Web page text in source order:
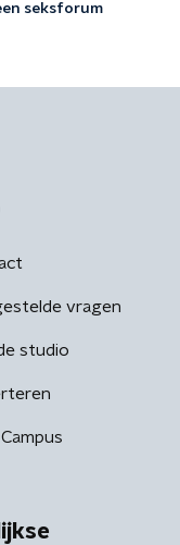
seksforum
vragen
studio